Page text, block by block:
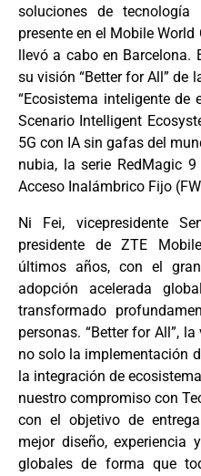
soluciones de
presente en el Mobile
llevó a cabo en Barcelona.
su visión “Better for All” de
“Ecosistema inteligente de
Scenario Intelligent
5G con IA sin gafas del
nubia, la serie RedMagic
Acceso Inalámbrico Fijo
Ni Fei, vicepresidente
presidente de ZTE
últimos años, con el
adopción acelerada
transformado
personas. “Better for All”,
no solo la implementación
la integración de
nuestro compromiso con
con el objetivo de
mejor diseño, experiencia
globales de forma que